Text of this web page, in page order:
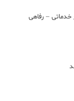
جاده‌ای با احداث ۵۹۸ مجتمع خدماتی – رفاهی